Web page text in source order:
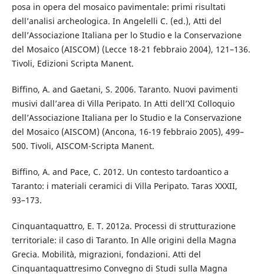
posa in opera del mosaico pavimentale: primi risultati
dell’analisi archeologica. In Angelelli C. (ed.), Atti del
dell’Associazione Italiana per lo Studio e la Conservazione
del Mosaico (AISCOM) (Lecce 18-21 febbraio 2004), 121–136.
Tivoli, Edizioni Scripta Manent.
Biffino, A. and Gaetani, S. 2006. Taranto. Nuovi pavimenti
musivi dall’area di Villa Peripato. In Atti dell’XI Colloquio
dell’Associazione Italiana per lo Studio e la Conservazione
del Mosaico (AISCOM) (Ancona, 16-19 febbraio 2005), 499–
500. Tivoli, AISCOM-Scripta Manent.
Biffino, A. and Pace, C. 2012. Un contesto tardoantico a
Taranto: i materiali ceramici di Villa Peripato. Taras XXXII,
93–173.
Cinquantaquattro, E. T. 2012a. Processi di strutturazione
territoriale: il caso di Taranto. In Alle origini della Magna
Grecia. Mobilità, migrazioni, fondazioni. Atti del
Cinquantaquattresimo Convegno di Studi sulla Magna